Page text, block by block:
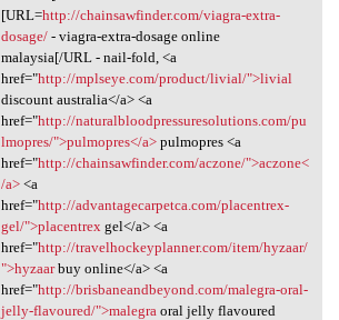
[URL=http://chainsawfinder.com/viagra-extra-
dosage/- viagra-extra-dosage online
malaysia[/URL - nail-fold, <a
href="http://mplseye.com/product/livial/">livial
discount australia</a> <a
href="http://naturalbloodpressuresolutions.com/pu
lmopres/">pulmopres</a>pulmopres <a
href="http://chainsawfinder.com/aczone/">aczone<
/a><a
href="http://advantagecarpetca.com/placentrex-
gel/">placentrex gel</a> <a
href="http://travelhockeyplanner.com/item/hyzaar/
">hyzaarbuy online</a> <a
href="http://brisbaneandbeyond.com/malegra-oral-
jelly-flavoured/">malegra oral jelly flavoured